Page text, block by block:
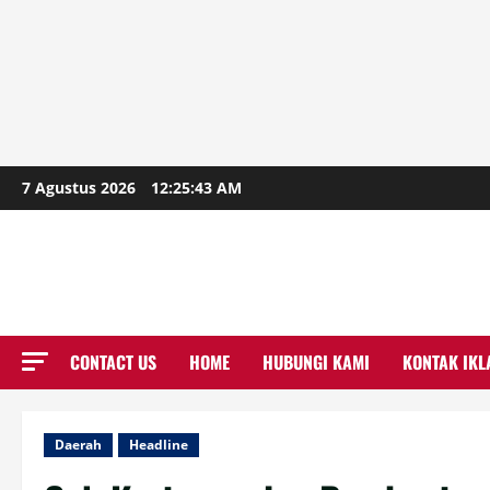
Skip
to
7 Agustus 2026 12:25:45 AM
CONTACT US HOME HUBUNGI KAMI KONTAK
Daerah Headline